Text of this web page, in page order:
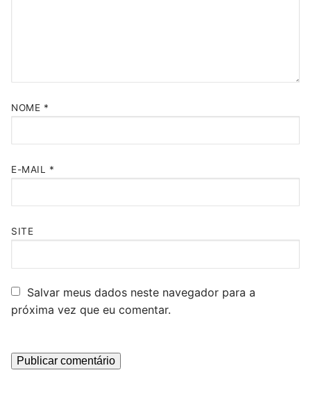
NOME *
E-MAIL *
SITE
Salvar meus dados neste navegador para a
próxima vez que eu comentar.